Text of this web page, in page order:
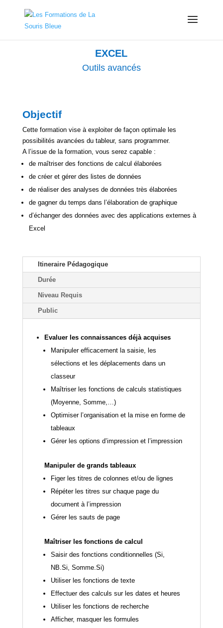
EXCEL
Outils avancés
Objectif
Cette formation vise à exploiter de façon optimale les
possibilités avancées du tableur, sans programmer.
A l’issue de la formation, vous serez capable :
de maîtriser des fonctions de calcul élaborées
de créer et gérer des listes de données
de réaliser des analyses de données très élaborées
de gagner du temps dans l’élaboration de graphique
d’échanger des données avec des applications externes à
Excel
Itineraire Pédagogique
Durée
Niveau Requis
Public
Evaluer les connaissances déjà acquises
Manipuler efficacement la saisie, les
sélections et les déplacements dans un
classeur
Maîtriser les fonctions de calculs statistiques
(Moyenne, Somme,…)
Optimiser l’organisation et la mise en forme de
tableaux
Gérer les options d’impression et l’impression
Manipuler de grands tableaux
Figer les titres de colonnes et/ou de lignes
Répéter les titres sur chaque page du
document à l’impression
Gérer les sauts de page
Maîtriser les fonctions de calcul
Saisir des fonctions conditionnelles (Si,
NB.Si, Somme.Si)
Utiliser les fonctions de texte
Effectuer des calculs sur les dates et heures
Utiliser les fonctions de recherche
Afficher, masquer les formules